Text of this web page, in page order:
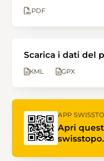
PDF
Scarica i dati del
KML GPX
APP
Apri
swisstopo.